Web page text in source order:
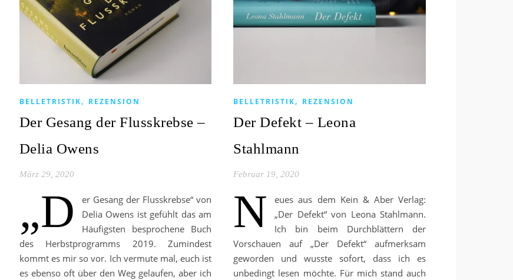
BELLETRISTIK, REZENSION
Der Gesang der Flusskrebse –
Delia Owens
März 29, 2020
„D
er Gesang der Flusskrebse“ von
Delia Owens ist gefühlt das am
Häufigsten besprochene Buch
des Herbstprogramms 2019. Zumindest
kommt es mir so vor. Ich vermute mal, euch ist
es ebenso oft über den Weg gelaufen, aber ich
BELLETRISTIK, REZENSION
Der Defekt – Leona
Stahlmann
Februar 19, 2020
N
eues aus dem Kein & Aber Verlag:
„Der Defekt“ von Leona Stahlmann.
Ich bin beim Durchblättern der
Vorschauen auf „Der Defekt“ aufmerksam
geworden und wusste sofort, dass ich es
unbedingt lesen möchte. Für mich stand auch